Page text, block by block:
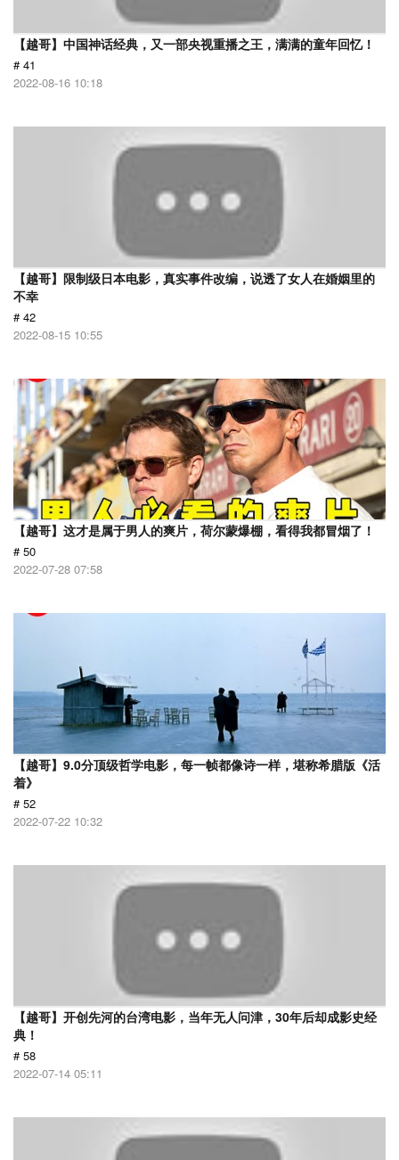
【越哥】中国神话经典，又一部央视重播之王，满满的童年回忆！
# 41
2022-08-16 10:18
【越哥】限制级日本电影，真实事件改编，说透了女人在婚姻里的
不幸
# 42
2022-08-15 10:55
【越哥】这才是属于男人的爽片，荷尔蒙爆棚，看得我都冒烟了！
# 50
2022-07-28 07:58
【越哥】9.0分顶级哲学电影，每一帧都像诗一样，堪称希腊版《活
着》
# 52
2022-07-22 10:32
【越哥】开创先河的台湾电影，当年无人问津，30年后却成影史经
典！
# 58
2022-07-14 05:11